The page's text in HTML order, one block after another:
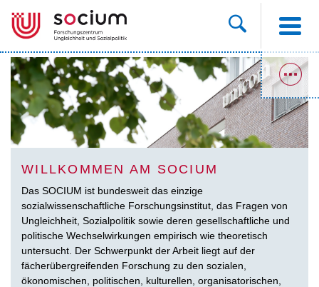
WILLKOMMEN AM SOCIUM
Das SOCIUM ist bundesweit das einzige
sozialwissenschaftliche Forschungsinstitut, das Fragen von
Ungleichheit, Sozialpolitik sowie deren gesellschaftliche und
politische Wechselwirkungen empirisch wie theoretisch
untersucht. Der Schwerpunkt der Arbeit liegt auf der
fächerübergreifenden Forschung zu den sozialen,
ökonomischen, politischen, kulturellen, organisatorischen,